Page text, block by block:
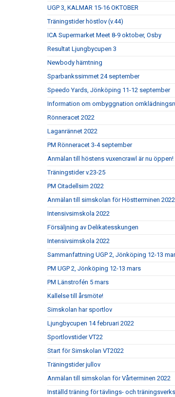
UGP 3, KALMAR 15-16 OKTOBER
Träningstider höstlov (v.44)
ICA Supermarket Meet 8-9 oktober, Osby
Resultat Ljungbycupen 3
Newbody hämtning
Sparbankssimmet 24 september
Speedo Yards, Jönköping 11-12 september
Information om ombyggnation
Rönneracet 2022
Laganrännet 2022
PM Rönneracet 3-4 september
Anmälan till höstens vuxencrawl är nu öppen!
Träningstider v.23-25
PM Citadellsim 2022
Anmälan till simskolan för Höstterminen 2022
Intensivsimskola 2022
Försäljning av Delikatesskungen
Intensivsimskola 2022
Sammanfattning UGP 2, Jönköping 12-13
PM UGP 2, Jönköping 12-13 mars
PM Länstrofén 5 mars
Kallelse till årsmöte!
Simskolan har sportlov
Ljungbycupen 14 februari 2022
Sportlovstider VT22
Start för Simskolan VT2022
Träningstider jullov
Anmälan till simskolan för Vårterminen 2022
Inställd träning för tävlings- och